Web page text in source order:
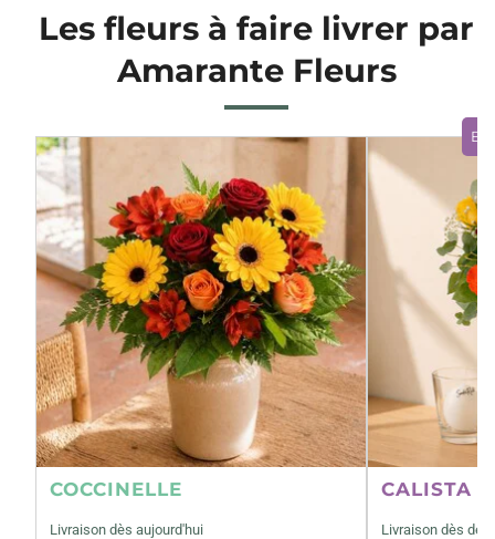
Les fleurs à faire livrer par
Amarante Fleurs
COCCINELLE
Livraison dès aujourd'hui
CALISTA
Livraison dès